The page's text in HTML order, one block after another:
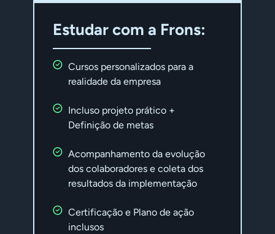
Estudar com a Frons:
Cursos personalizados para a
realidade da empresa
Incluso projeto prático +
Definição de metas
Acompanhamento da evolução
dos colaboradores e coleta dos
resultados da implementação
Certificação e Plano de ação
inclusos